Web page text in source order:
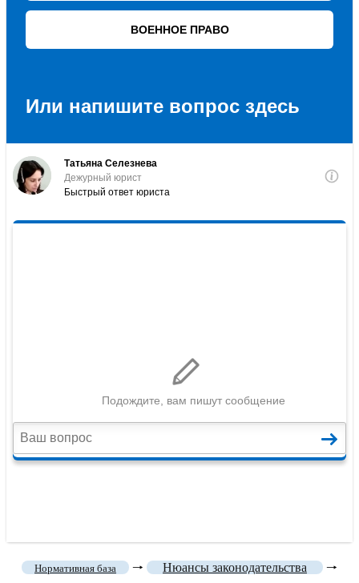
Нормативная база 🠒 Нюансы законодательства 🠒